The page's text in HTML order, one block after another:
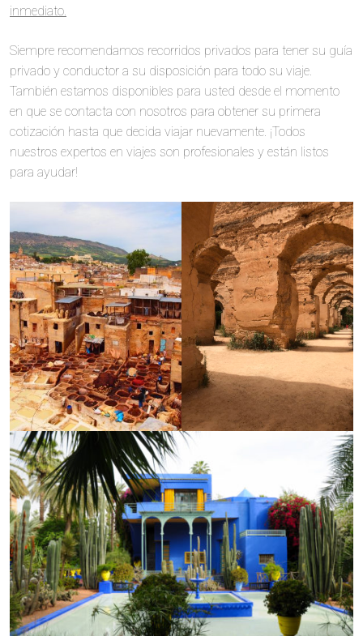
inmediato.
Siempre recomendamos recorridos privados para tener su guía
privado y conductor a su disposición para todo su viaje.
También estamos disponibles para usted desde el momento
en que se contacta con nosotros para obtener su primera
cotización hasta que decida viajar nuevamente. ¡Todos
nuestros expertos en viajes son profesionales y están listos
para ayudar!